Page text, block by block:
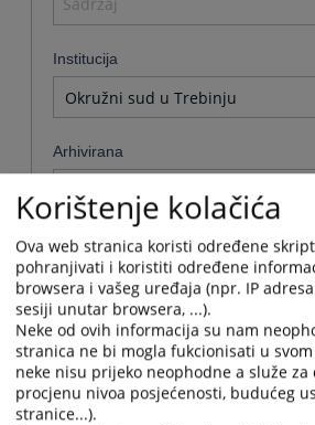
Institucija
Okružni sud u Trebinju
Arhivirana
Ne
Datum od
Navigate
forward
to
interact
with
the
Datum do
Navigate
Korištenje kolačića
Ova web stranica koristi određene
pohranjivati i koristiti određene
browsera i vašeg uređaja (npr. IP
sesiji unutar browsera, ...).
Neke od ovih informacija su nam
stranica ne bi mogla fukcionisati u
neke nisu prijeko neophodne a služe
procjenu nivoa posjećenosti, budućeg
stranice...).